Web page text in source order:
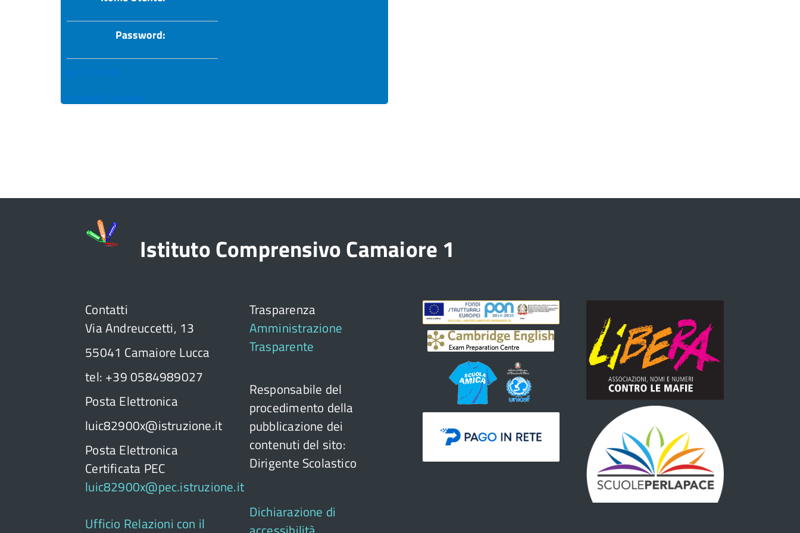
Password:
Login Cancella
Reimposta Password
Istituto Comprensivo Camaiore 1
Contatti
Via Andreuccetti, 13
55041 Camaiore Lucca
tel: +39 0584989027
Posta Elettronica
luic82900x@istruzione.it
Posta Elettronica
Certificata PEC
luic82900x@pec.istruzione.it
Ufficio Relazioni con il
Trasparenza
Amministrazione
Trasparente
Responsabile del
procedimento della
pubblicazione dei
contenuti del sito:
Dirigente Scolastico
Dichiarazione di